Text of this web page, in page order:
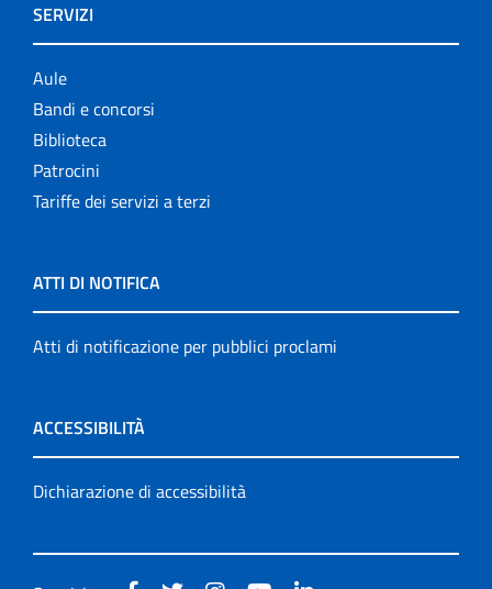
SERVIZI
Aule
Bandi e concorsi
Biblioteca
Patrocini
Tariffe dei servizi a terzi
ATTI DI NOTIFICA
Atti di notificazione per pubblici proclami
ACCESSIBILITÀ
Dichiarazione di accessibilità